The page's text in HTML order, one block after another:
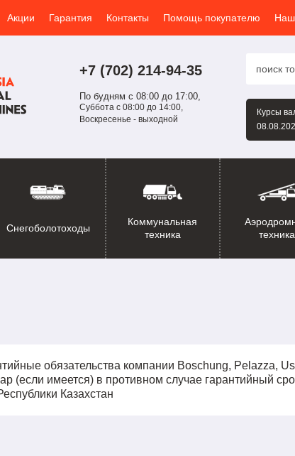
Акции Гарантия Контакты Помощь покупателю
+7 (702) 214-94-35
По будням с 08:00 до 17:00,
Суббота с 08:00 до 14:00,
Воскресенье - выходной
Курсы
Снегоболотоходы
Коммунальная
техника
техника
обязательства компании Boschung, Pelazza,
(если имеется) в противном случае гарантийный
Казахстан